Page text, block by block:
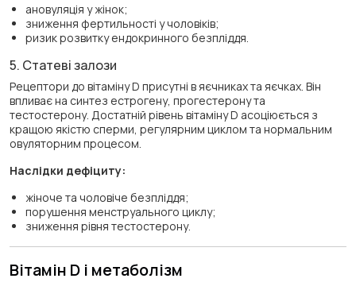
ановуляція у жінок;
зниження фертильності у чоловіків;
ризик розвитку ендокринного безпліддя.
5. Статеві залози
Рецептори до вітаміну D присутні в яєчниках та яєчках. Він
впливає на синтез естрогену, прогестерону та
тестостерону. Достатній рівень вітаміну D асоціюється з
кращою якістю сперми, регулярним циклом та нормальним
овуляторним процесом.
Наслідки дефіциту:
жіноче та чоловіче безпліддя;
порушення менструального циклу;
зниження рівня тестостерону.
Вітамін D і метаболізм